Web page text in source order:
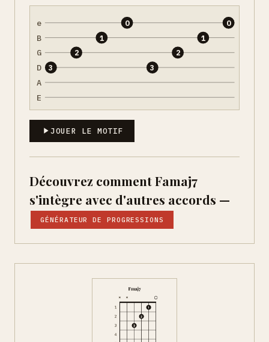
e
B
G
D
A
E
3
2
1
0
3
2
1
0
JOUER LE MOTIF
Découvrez comment Famaj7
s'intègre avec d'autres accords —
GÉNÉRATEUR DE PROGRESSIONS